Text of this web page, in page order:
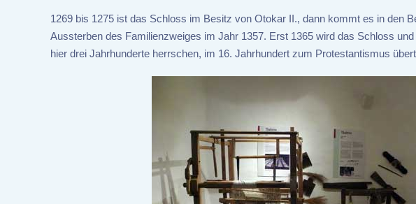
1269 bis 1275 ist das Schloss im Besitz von Otokar II., dann kommt es in den
Aussterben des Familienzweiges im Jahr 1357. Erst 1365 wird das Schloss
hier drei Jahrhunderte herrschen, im 16. Jahrhundert zum Protestantismus